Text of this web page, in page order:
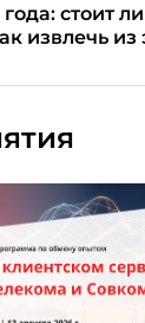
стоит
извлечь из